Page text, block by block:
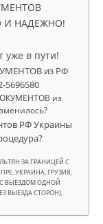
И НАДЕЖНО!
уже в пути!
из РФ
из
РФ Украины
ЗА ГРАНИЦЕЙ С
УКРАИНА, ГРУЗИЯ,
С ВЫЕЗДОМ ОДНОЙ
ВЫЕЗДА СТОРОН),